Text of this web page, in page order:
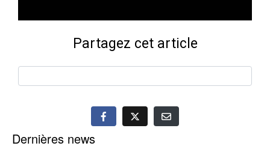
Partagez cet article
Dernières news